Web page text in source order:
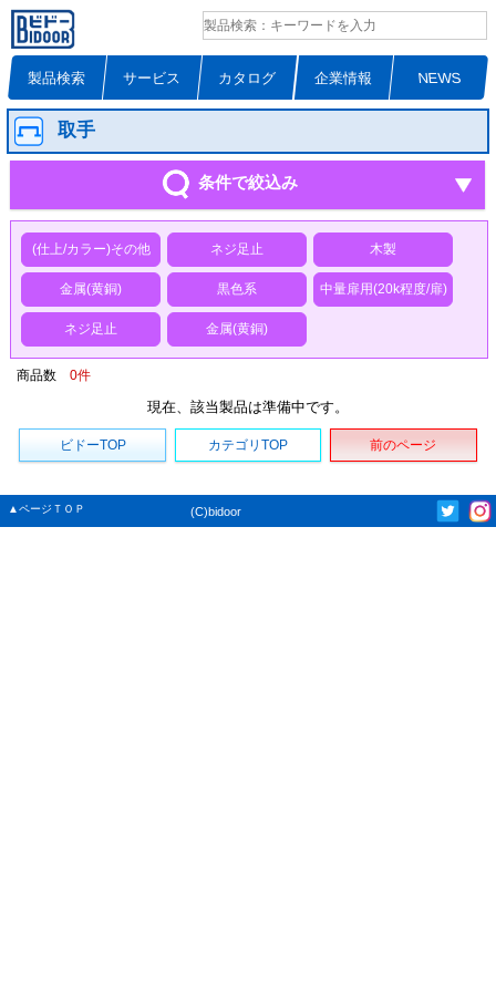
製品検索 サービス カタログ 企業情報 NEWS
取手
条件で絞込み
(仕上/カラー)その他 ネジ足止 木製
金属(黄銅) 黒色系 中量扉用(20k程度/扉)
ネジ足止 金属(黄銅)
商品数 0件
現在、該当製品は準備中です。
ビドーTOP カテゴリTOP 前のページ
▲ページＴＯＰ (C)bidoor